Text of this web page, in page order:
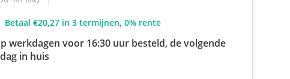
Betaal €20,27 in 3 termijnen, 0% rente
werkdagen voor 16:30 uur besteld, de volgende
in huis